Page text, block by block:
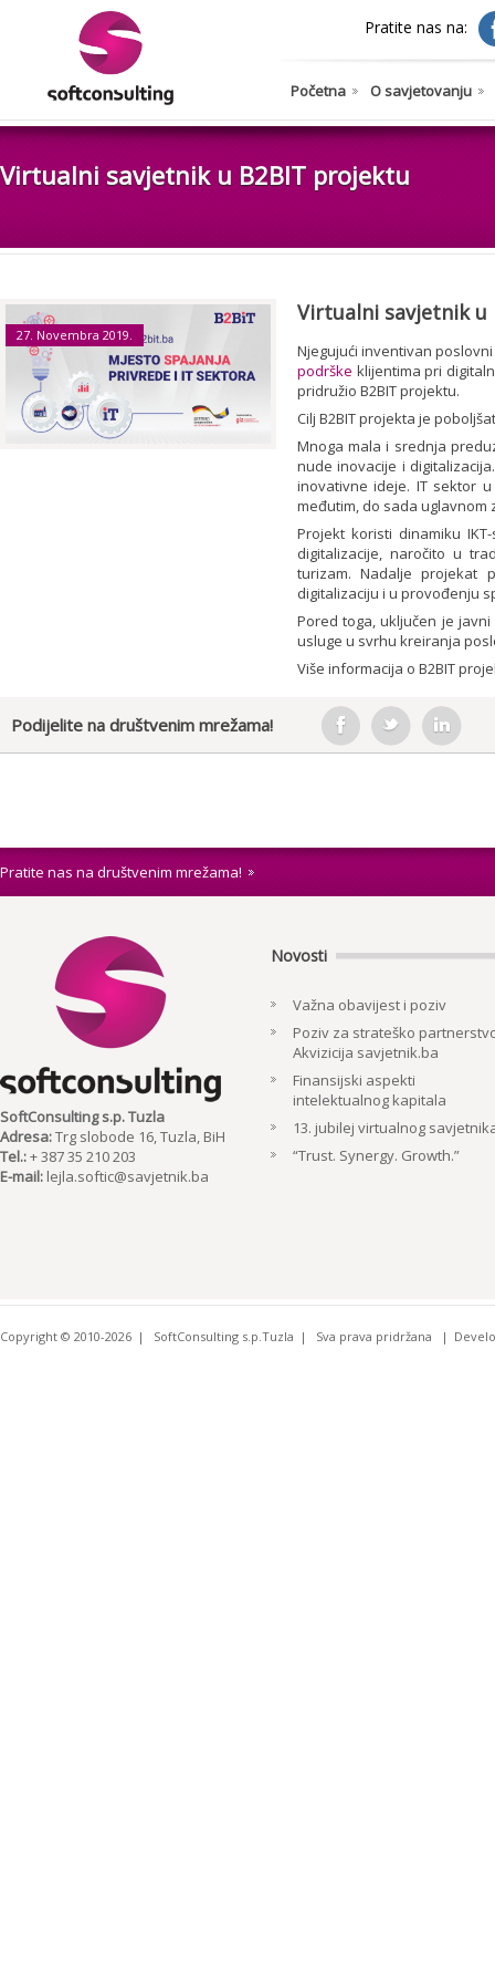
Pratite nas na:
Početna O savjetovanju
Virtualni savjetnik u B2BIT projektu
27. Novembra 2019.
Virtualni savjetnik u
Njegujući inventivan
podrške klijentima pri
pridružio B2BIT projektu.
Cilj B2BIT projekta je
Mnoga mala i srednja
nudeinovacije i digitalizacija
inovativne ideje. IT sektor
međutim, do sada
Projekt koristi dinamiku
digitalizacije, naročito u
turizam. Nadalje projekat
digitalizaciju i u provođenju
Pored toga, uključen je
usluge u svrhu kreiranja
Više informacija o B2BIT
Podijelite na društvenim mrežama!
Pratite nas na društvenim mrežama!
SoftConsulting s.p. Tuzla
Adresa:Trg slobode 16, Tuzla, BiH
Tel.:+ 387 35 210 203
E-mail: lejla.softic@savjetnik.ba
Novosti
Važna obavijest i poziv
Poziv za strateško
Akvizicija savjetnik.ba
Finansijski aspekti
intelektualnog kapitala
13. jubilej virtualnog
“Trust. Synergy. Growth.”
Copyright © 2010-2026 SoftConsulting s.p.Tuzla Sva prava pridržana